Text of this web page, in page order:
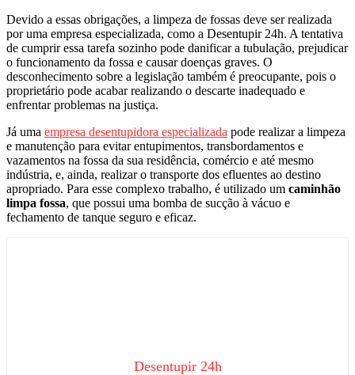
Devido a essas obrigações, a limpeza de fossas deve ser realizada
por uma empresa especializada, como a Desentupir 24h. A tentativa
de cumprir essa tarefa sozinho pode danificar a tubulação, prejudicar
o funcionamento da fossa e causar doenças graves. O
desconhecimento sobre a legislação também é preocupante, pois o
proprietário pode acabar realizando o descarte inadequado e
enfrentar problemas na justiça.
Já uma empresa desentupidora especializada pode realizar a limpeza
e manutenção para evitar entupimentos, transbordamentos e
vazamentos na fossa da sua residência, comércio e até mesmo
indústria, e, ainda, realizar o transporte dos efluentes ao destino
apropriado. Para esse complexo trabalho, é utilizado um caminhão
limpa fossa, que possui uma bomba de sucção à vácuo e
fechamento de tanque seguro e eficaz.
Desentupir 24h